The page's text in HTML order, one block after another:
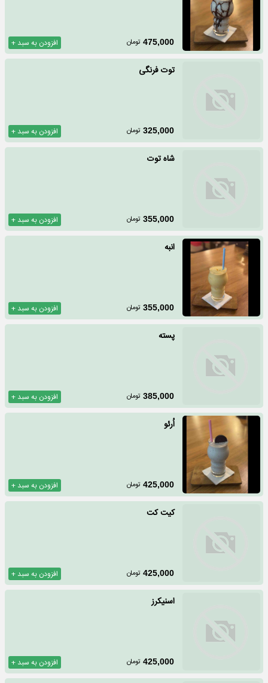
افزودن به سبد + 475,000 تومان
توت فرنگی
افزودن به سبد + 325,000 تومان
شاه توت
افزودن به سبد + 355,000 تومان
انبه
افزودن به سبد + 355,000 تومان
پسته
افزودن به سبد + 385,000 تومان
اُرئو
افزودن به سبد + 425,000 تومان
کیت کت
افزودن به سبد + 425,000 تومان
اسنیکرز
افزودن به سبد + 425,000 تومان